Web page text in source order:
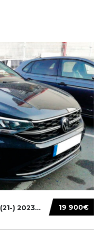
19 900€
) 2023...